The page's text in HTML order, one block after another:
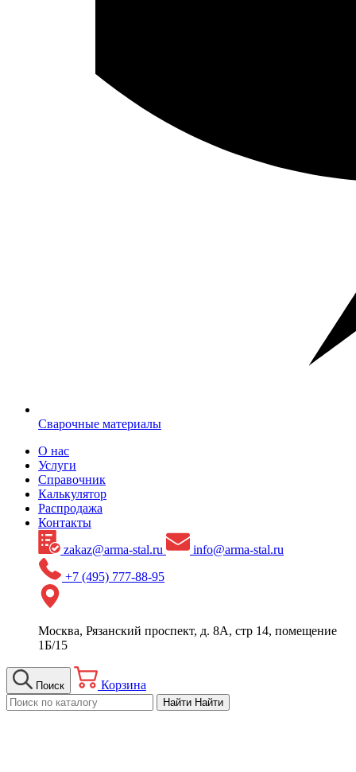
Сварочные материалы
О нас
Услуги
Справочник
Калькулятор
Распродажа
Контакты
zakaz@arma-stal.ru
info@arma-stal.ru
+7 (495) 777-88-95
Москва, Рязанский проспект, д. 8А, стр 14, помещение
1Б/15
Поиск Корзина
Найти Найти